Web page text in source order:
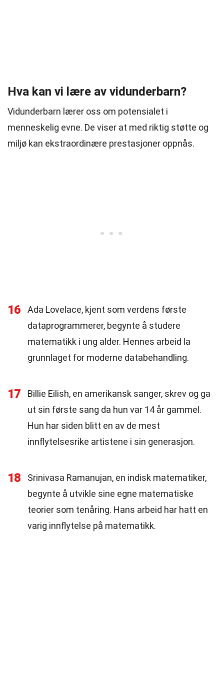
Hva kan vi lære av vidunderbarn?
Vidunderbarn lærer oss om potensialet i
menneskelig evne. De viser at med riktig støtte og
miljø kan ekstraordinære prestasjoner oppnås.
16
Ada Lovelace, kjent som verdens første
dataprogrammerer, begynte å studere
matematikk i ung alder. Hennes arbeid la
grunnlaget for moderne databehandling.
17
Billie Eilish, en amerikansk sanger, skrev og ga
ut sin første sang da hun var 14 år gammel.
Hun har siden blitt en av de mest
innflytelsesrike artistene i sin generasjon.
18
Srinivasa Ramanujan, en indisk matematiker,
begynte å utvikle sine egne matematiske
teorier som tenåring. Hans arbeid har hatt en
varig innflytelse på matematikk.